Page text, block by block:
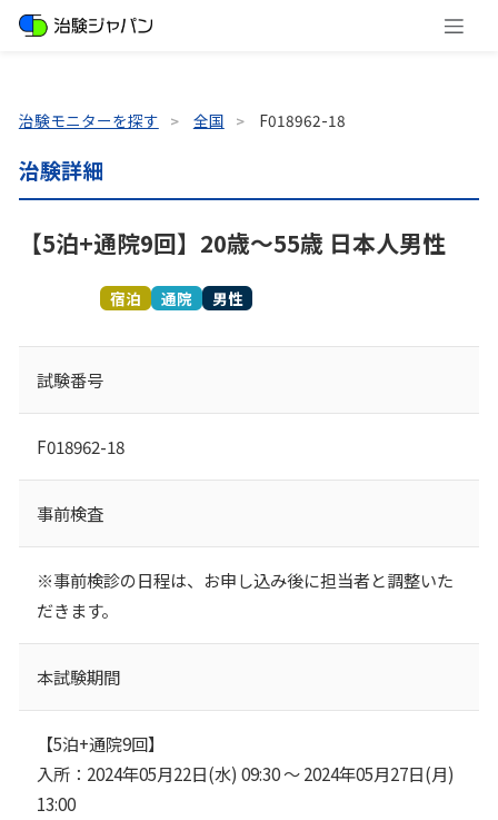
治験モニターを探す 全国 F018962-18
治験詳細
【5泊+通院9回】20歳～55歳 日本人男性
宿泊 通院 男性
試験番号
F018962-18
事前検査
※事前検診の日程は、お申し込み後に担当者と調整いた
だきます。
本試験期間
【5泊+通院9回】
入所：2024年05月22日(水) 09:30 ～ 2024年05月27日(月)
13:00